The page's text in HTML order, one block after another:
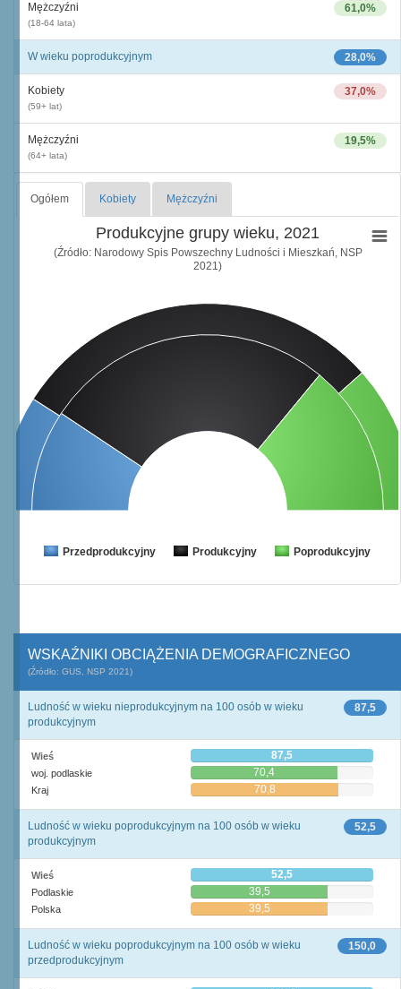
61,0%
Mężczyźni
(18-64 lata)
28,0%
W wieku poprodukcyjnym
37,0%
Kobiety
(59+ lat)
19,5%
Mężczyźni
(64+ lata)
Ogółem Kobiety Mężczyźni
Produkcyjne grupy wieku, 2021
(Źródło: Narodowy Spis Powszechny Ludności i Mieszkań, NSP
2021)
Przedprodukcyjny Produkcyjny Poprodukcyjny
WSKAŹNIKI OBCIĄŻENIA DEMOGRAFICZNEGO
(Źródło: GUS, NSP 2021)
87,5
Ludność w wieku nieprodukcyjnym na 100 osób w wieku
produkcyjnym
Wieś 87,5
woj. podlaskie 70,4
Kraj 70,8
52,5
Ludność w wieku poprodukcyjnym na 100 osób w wieku
produkcyjnym
Wieś 52,5
Podlaskie 39,5
Polska 39,5
150,0
Ludność w wieku poprodukcyjnym na 100 osób w wieku
przedprodukcyjnym